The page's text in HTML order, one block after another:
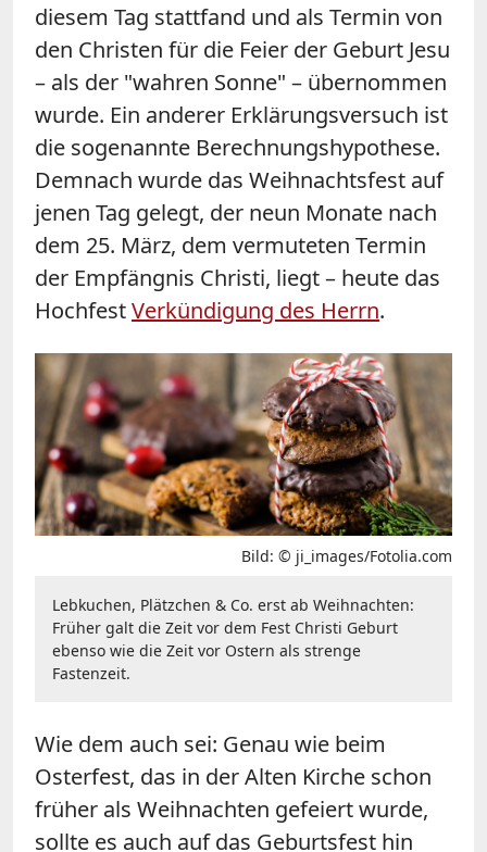
diesem Tag stattfand und als Termin von
den Christen für die Feier der Geburt Jesu
– als der "wahren Sonne" – übernommen
wurde. Ein anderer Erklärungsversuch ist
die sogenannte Berechnungshypothese.
Demnach wurde das Weihnachtsfest auf
jenen Tag gelegt, der neun Monate nach
dem 25. März, dem vermuteten Termin
der Empfängnis Christi, liegt – heute das
HochfestVerkündigung des Herrn.
Bild: © ji_images/Fotolia.com
Lebkuchen, Plätzchen & Co. erst ab Weihnachten:
Früher galt die Zeit vor dem Fest Christi Geburt
ebenso wie die Zeit vor Ostern als strenge
Fastenzeit.
Wie dem auch sei: Genau wie beim
Osterfest, das in der Alten Kirche schon
früher als Weihnachten gefeiert wurde,
sollte es auch auf das Geburtsfest hin